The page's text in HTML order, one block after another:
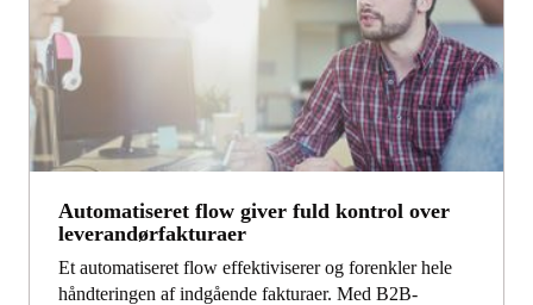
Automatiseret flow giver fuld kontrol over
leverandørfakturaer
Et automatiseret flow effektiviserer og forenkler hele
håndteringen af indgående fakturaer. Med B2B-